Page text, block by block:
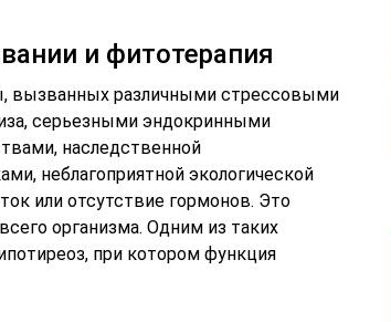
и фитотерапия
вызванных различными стрессовыми
серьезными эндокринными
наследственной
неблагоприятной экологической
или отсутствие гормонов. Это
организма. Одним из таких
при котором функция